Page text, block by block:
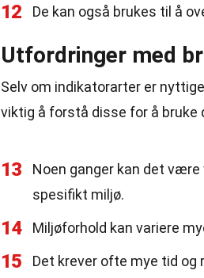
12 De kan også brukes til å
Utfordringer med
Selv om indikatorarter er
viktig å forstå disse for å bruke
13
Noen ganger kan det
spesifikt miljø.
14 Miljøforhold kan variere
15 Det krever ofte mye tid og